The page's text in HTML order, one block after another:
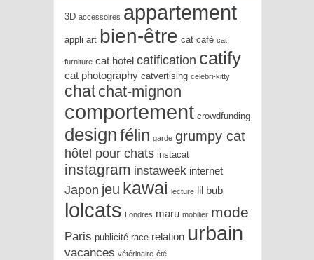
3D accessoires appartement
appli art bien-être cat café cat
furniture cat hotel catification catify
cat photography catvertising celebri-kitty
chat chat-mignon
comportement crowdfunding
designfélin garde grumpy cat
hôtel pour chats instacat
instagram instaweek internet
Japon jeu kawai lecture lil bub
lolcats Londres maru mobilier mode
Paris publicité race relation urbain
vacances vétérinaire été